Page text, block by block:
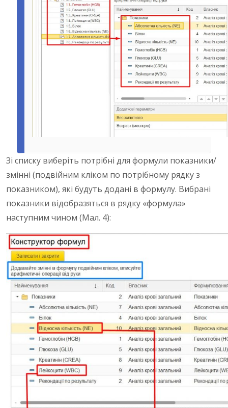
Зі списку виберіть потрібні для формули показники/
змінні (подвійним кліком по потрібному рядку з
показником), які будуть додані в формулу. Вибрані
показники відобразяться в рядку «формула»
наступним чином (Мал. 4):